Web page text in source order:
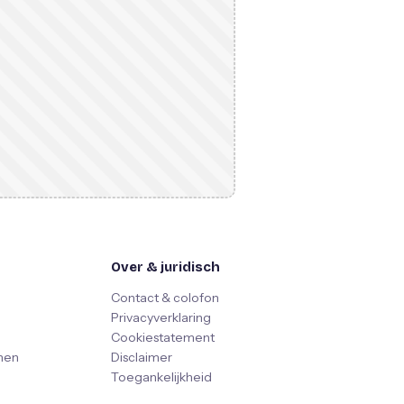
Over & juridisch
Contact & colofon
Privacyverklaring
Cookiestatement
Disclaimer
Toegankelijkheid